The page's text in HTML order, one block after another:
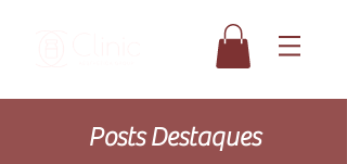
Posts Destaques